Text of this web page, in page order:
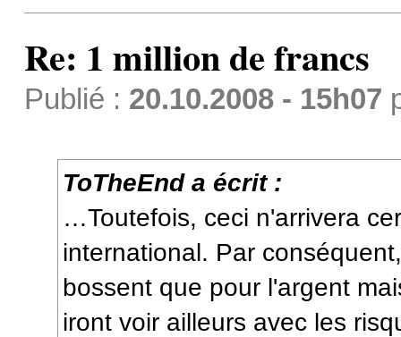
Re: 1 million de francs
Publié : 20.10.2008 - 15h07
ToTheEnd a écrit :
…Toutefois, ceci n'arrivera
international. Par
bossent que pour l'argent
iront voir ailleurs avec les